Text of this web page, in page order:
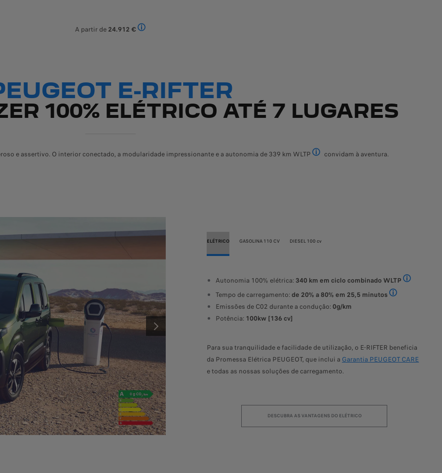
A partir de 24.912 €
E-RIFTER
100% ELÉTRICO ATÉ 7 LUGARES
e assertivo. O interior conectado, a modularidade impressionante e a autonomia de 339 km WLTP convidam à aventura.
SEGUINTE
combinado de combustível:
Consumo combinado de combustível do PEUGEOT Rifter (l/100 km): de 5,3 a 5,5
combinadas de CO₂: de 140 a 144 g/km
Consumo combinado de combustível do PEUGEOT Rifter (l/100 km): de 5,3 a 5,5 CO₂ -
100 cv (caixa de velocidades manual)
CONFIGURAR E ENCOMENDAR
Autonomia 100% elétrica: 340 km em ciclo combinado WLTP
Tempo de carregamento:de 20% a 80% em 25,5 minutos
Emissões de C02 durante a condução:0g/km
Potência: 100kw [136 cv]
Para sua tranquilidade e facilidade de utilização, o E-RIFTER beneficia
da Promessa Elétrica PEUGEOT, que inclui a Garantia PEUGEOT CARE
e todas as nossas soluções de carregamento.
DESCUBRA AS VANTAGENS DO ELÉTRICO
ELÉTRICO GASOLINA 110 CV DIESEL 100 cv